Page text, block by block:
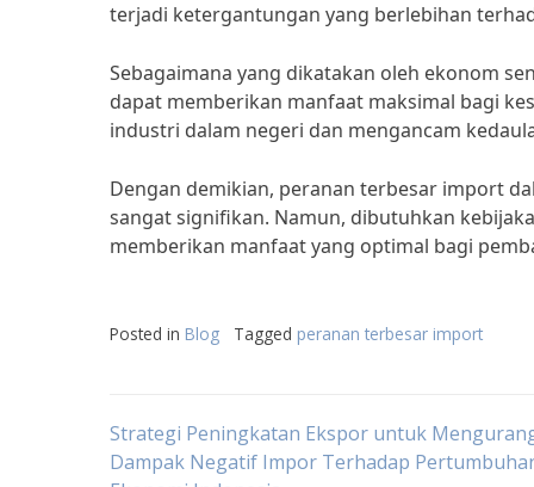
terjadi ketergantungan yang berlebihan
Sebagaimana yang dikatakan oleh ekonom
dapat memberikan manfaat maksimal bagi
industri dalam negeri dan mengancam
Dengan demikian, peranan terbesar import
sangat signifikan. Namun, dibutuhkan
memberikan manfaat yang optimal bagi
Posted in Blog Tagged peranan terbesar import
Post
Strategi Peningkatan Ekspor untuk
Dampak Negatif Impor Terhadap